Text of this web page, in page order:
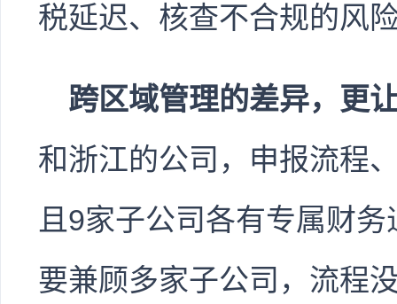
税延迟、核查不合规的风
跨区域管理的差异，更
和浙江的公司，申报流程
且9家子公司各有专属财
要兼顾多家子公司，流程